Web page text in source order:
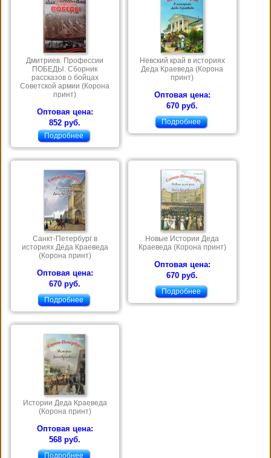
Дмитриев. Профессии
ПОБЕДЫ. Сборник
рассказов о бойцах
Советской армии (Корона
принт)
Оптовая цена:
852 руб.
Подробнее
Невский край в историях
Деда Краеведа (Корона
принт)
Оптовая цена:
670 руб.
Подробнее
Санкт-Петербург в
историях Деда Краеведа
(Корона принт)
Оптовая цена:
670 руб.
Подробнее
Новые Истории Деда
Краеведа (Корона принт)
Оптовая цена:
670 руб.
Подробнее
Истории Деда Краеведа
(Корона принт)
Оптовая цена:
568 руб.
Подробнее